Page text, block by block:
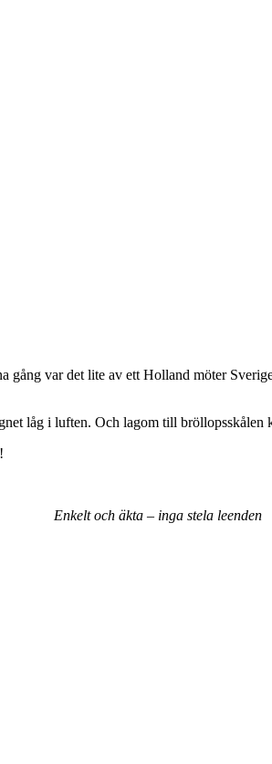
var det lite av ett Holland möter
låg i luften. Och lagom till bröllopsskålen
Enkelt och äkta – inga stela leenden